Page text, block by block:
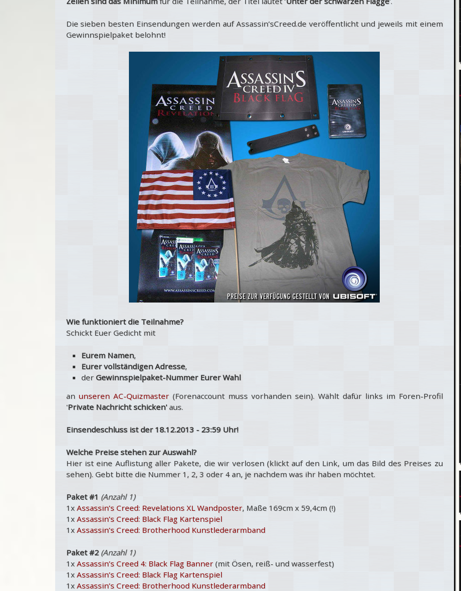
Die sieben besten Einsendungen werden auf Assassin’sCreed.de veröffentlicht und jeweils mit einem
Gewinnspielpaket belohnt!
Wie funktioniert die Teilnahme?
Schickt Euer Gedicht mit
Eurem Namen,
Eurer vollständigen Adresse,
der Gewinnspielpaket-Nummer Eurer Wahl
an unseren AC-Quizmaster(Forenaccount muss vorhanden sein). Wählt dafür links im Foren-Profil
'Private Nachricht schicken'aus.
Einsendeschluss ist der 18.12.2013 - 23:59 Uhr!
Welche Preise stehen zur Auswahl?
Hier ist eine Auflistung aller Pakete, die wir verlosen (klickt auf den Link, um das Bild des Preises zu
sehen). Gebt bitte die Nummer 1, 2, 3 oder 4 an, je nachdem was ihr haben möchtet.
Paket #1 (Anzahl 1)
1x Assassin’s Creed: Revelations XL Wandposter, Maße 169cm x 59,4cm (!)
1x Assassin’s Creed: Black Flag Kartenspiel
1x Assassin’s Creed: Brotherhood Kunstlederarmband
Paket #2 (Anzahl 1)
1x Assassin’s Creed 4: Black Flag Banner(mit Ösen, reiß- und wasserfest)
1x Assassin’s Creed: Black Flag Kartenspiel
1x Assassin’s Creed: Brotherhood Kunstlederarmband